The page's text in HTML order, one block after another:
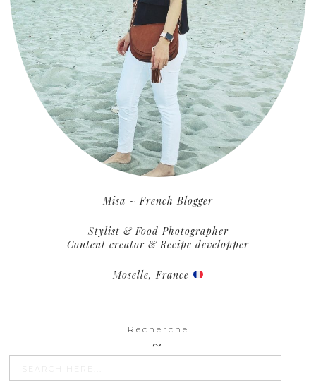
Misa ~ French Blogger
Stylist & Food Photographer
Content creator & Recipe developper
Moselle, France
Recherche
Search SEARCH